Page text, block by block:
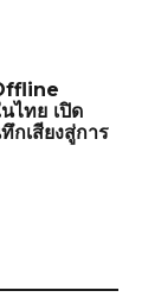
ไทย เปิด
เสียงสู่การ